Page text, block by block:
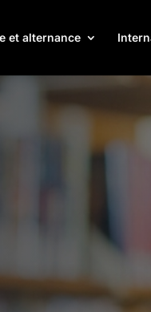
et alternance